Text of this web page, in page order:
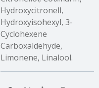
Hydroxycitronell,
Hydroxyisohexyl, 3-
Cyclohexene
Carboxaldehyde,
Limonene, Linalool.